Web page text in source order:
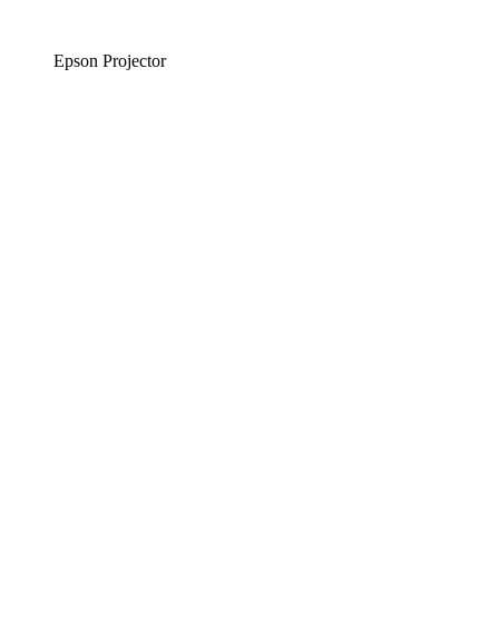
Epson Projector